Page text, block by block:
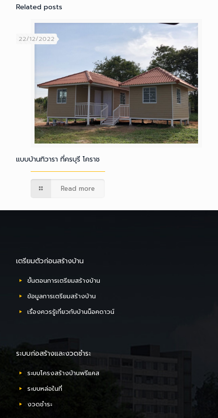
Related posts
22/12/2022
แบบบ้านทิวารา ที่ครบุรี โคราช
Read more
เตรียมตัวก่อนสร้างบ้าน
ขั้นตอนการเตรียมสร้างบ้าน
ข้อมูลการเตรียมสร้างบ้าน
เรื่องควรรู้เกี่ยวกับบ้านน็อคดาวน์
ระบบก่อสร้างและงวดชำระ
ระบบโครงสร้างบ้านพรีแคส
ระบบหล่อในที่
งวดชำระ